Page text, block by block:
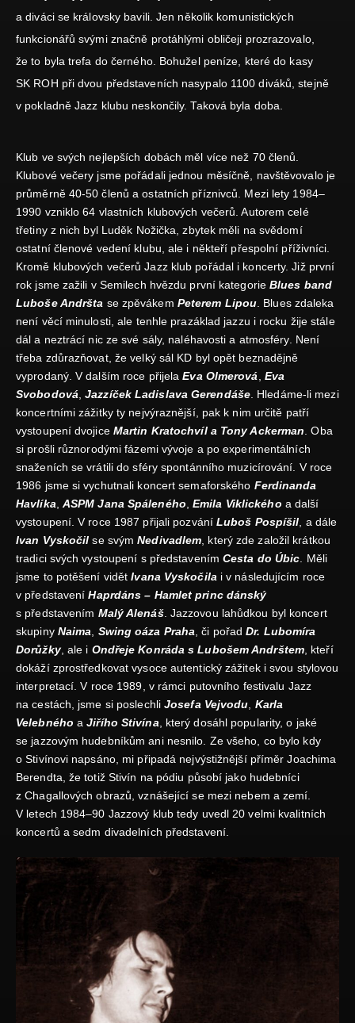
a diváci se královsky bavili. Jen několik komunistických
funkcionářů svými značně protáhlými obličeji prozrazovalo,
že to byla trefa do černého. Bohužel peníze, které do kasy
SK ROH při dvou představeních nasypalo 1100 diváků, stejně
v pokladně Jazz klubu neskončily. Taková byla doba.
Klub ve svých nejlepších dobách měl více než 70 členů.
Klubové večery jsme pořádali jednou měsíčně, navštěvovalo je
průměrně 40-50 členů a ostatních příznivců. Mezi lety 1984–
1990 vzniklo 64 vlastních klubových večerů. Autorem celé
třetiny z nich byl Luděk Nožička, zbytek měli na svědomí
ostatní členové vedení klubu, ale i někteří přespolní příživníci.
Kromě klubových večerů Jazz klub pořádal i koncerty. Již první
rok jsme zažili v Semilech hvězdu první kategorieBlues band
Luboše Andršta se zpěvákem Peterem Lipou. Blues zdaleka
není věcí minulosti, ale tenhle prazáklad jazzu i rocku žije stále
dál a neztrácí nic ze své sály, naléhavosti a atmosféry. Není
třeba zdůrazňovat, že velký sál KD byl opět beznadějně
vyprodaný. V dalším roce přijelaEva Olmerová, Eva
Svobodová,Jazzíček Ladislava Gerendáše. Hledáme-li mezi
koncertními zážitky ty nejvýraznější, pak k nim určitě patří
vystoupení dvojice Martin Kratochvíl a Tony Ackerman. Oba
si prošli různorodými fázemi vývoje a po experimentálních
snaženích se vrátili do sféry spontánního muzicírování. V roce
1986 jsme si vychutnali koncert semaforského Ferdinanda
Havlíka, ASPM Jana Spáleného,Emila Viklického a další
vystoupení. V roce 1987 přijali pozváníLuboš Pospíšil, a dále
Ivan Vyskočil se svýmNedivadlem, který zde založil krátkou
tradici svých vystoupení s představenímCesta do Úbic. Měli
jsme to potěšení vidětIvana Vyskočilai v následujícím roce
v představeníHaprdáns – Hamlet princ dánský
s představením Malý Alenáš. Jazzovou lahůdkou byl koncert
skupiny Naima, Swing oáza Praha, či pořadDr. Lubomíra
Dorůžky, ale i Ondřeje Konráda s Lubošem Andrštem, kteří
dokáží zprostředkovat vysoce autentický zážitek i svou stylovou
interpretací. V roce 1989, v rámci putovního festivalu Jazz
na cestách, jsme si poslechliJosefa Vejvodu, Karla
Velebného aJiřího Stivína, který dosáhl popularity, o jaké
se jazzovým hudebníkům ani nesnilo. Ze všeho, co bylo kdy
o Stivínovi napsáno, mi připadá nejvýstižnější příměr Joachima
Berendta, že totiž Stivín na pódiu působí jako hudebníci
z Chagallových obrazů, vznášející se mezi nebem a zemí.
V letech 1984–90 Jazzový klub tedy uvedl 20 velmi kvalitních
koncertů a sedm divadelních představení.